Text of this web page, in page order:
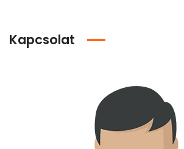
Kapcsolat